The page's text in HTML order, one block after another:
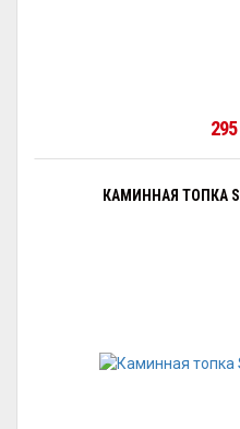
КАМИННАЯ ТОПКА